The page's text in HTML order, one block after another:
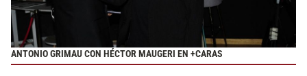
ANTONIO GRIMAU CON HÉCTOR MAUGERI EN +CARAS